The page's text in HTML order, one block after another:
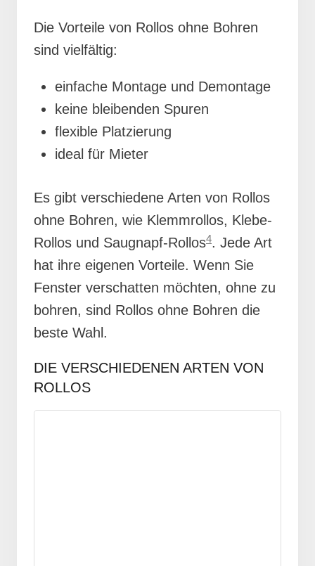
Die Vorteile von Rollos ohne Bohren
sind vielfältig:
einfache Montage und Demontage
keine bleibenden Spuren
flexible Platzierung
ideal für Mieter
Es gibt verschiedene Arten von Rollos
ohne Bohren, wie Klemmrollos, Klebe-
Rollos und Saugnapf-Rollos4. Jede Art
hat ihre eigenen Vorteile. Wenn Sie
Fenster verschatten möchten, ohne zu
bohren, sind Rollos ohne Bohren die
beste Wahl.
DIE VERSCHIEDENEN ARTEN VON
ROLLOS